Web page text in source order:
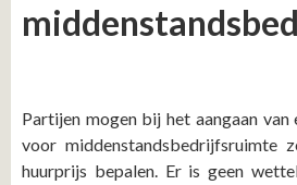
Partijen mogen bij het aangaan van
voor middenstandsbedrijfsruimte
huurprijs bepalen. Er is geen